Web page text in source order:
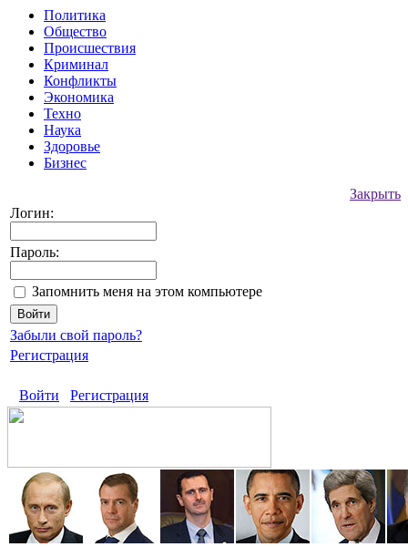
Политика
Общество
Происшествия
Криминал
Конфликты
Экономика
Техно
Наука
Здоровье
Бизнес
Закрыть
Логин:
Пароль:
Запомнить меня на этом компьютере
Забыли свой пароль?
Регистрация
Войти Регистрация